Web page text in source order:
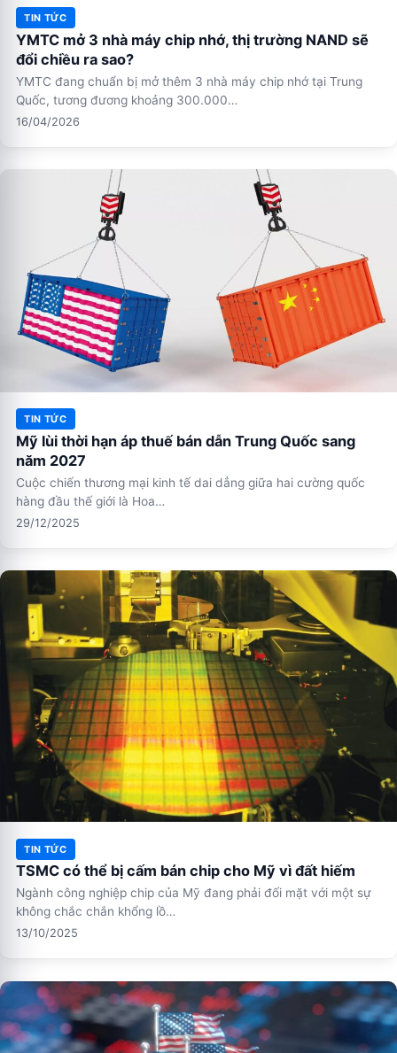
TIN TỨC
YMTC mở 3 nhà máy chip nhớ, thị trường NAND sẽ
đổi chiều ra sao?
YMTC đang chuẩn bị mở thêm 3 nhà máy chip nhớ tại Trung
Quốc, tương đương khoảng 300.000…
16/04/2026
TIN TỨC
Mỹ lùi thời hạn áp thuế bán dẫn Trung Quốc sang
năm 2027
Cuộc chiến thương mại kinh tế dai dẳng giữa hai cường quốc
hàng đầu thế giới là Hoa…
29/12/2025
TIN TỨC
TSMC có thể bị cấm bán chip cho Mỹ vì đất hiếm
Ngành công nghiệp chip của Mỹ đang phải đối mặt với một sự
không chắc chắn khổng lồ…
13/10/2025